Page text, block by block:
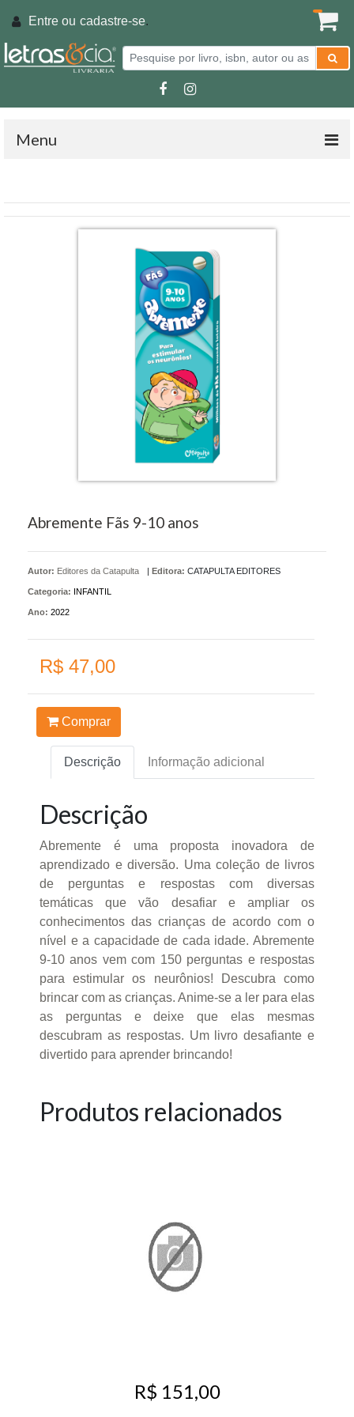
Entre ou cadastre-se.
Menu
Abremente Fãs 9-10 anos
Autor: Editores da Catapulta | Editora: CATAPULTA EDITORES
Categoria: INFANTIL
Ano: 2022
R$ 47,00
Comprar
Descrição Informação adicional
Descrição
Abremente é uma proposta inovadora de
aprendizado e diversão. Uma coleção de livros
de perguntas e respostas com diversas
temáticas que vão desafiar e ampliar os
conhecimentos das crianças de acordo com o
nível e a capacidade de cada idade. Abremente
9-10 anos vem com 150 perguntas e respostas
para estimular os neurônios! Descubra como
brincar com as crianças. Anime-se a ler para elas
as perguntas e deixe que elas mesmas
descubram as respostas. Um livro desafiante e
divertido para aprender brincando!
Produtos relacionados
R$ 151,00